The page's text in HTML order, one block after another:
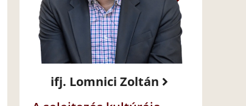
ifj. Lomnici Zoltán